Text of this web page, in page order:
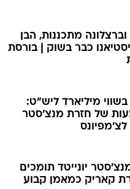
וברצלונה מתכננות, הבן
כבר בשוק | בורסת
מיליארד ליש"ט:
של חזרת מנצ'סטר
לצ'מפיונס
יונייטד תומכים
קאריק כמאמן קבוע